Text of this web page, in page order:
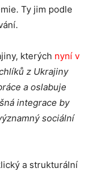
Ty jim podle
kterých nyní v
z Ukrajiny
a oslabuje
integrace by
sociální
a strukturální